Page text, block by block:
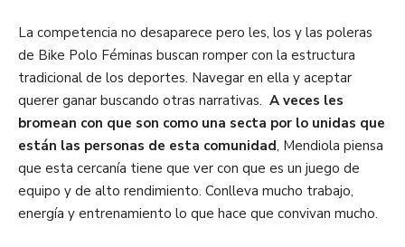
La competencia no desaparece pero les, los y las poleras
de Bike Polo Féminas buscan romper con la estructura
tradicional de los deportes. Navegar en ella y aceptar
querer ganar buscando otras narrativas. A veces les
bromean con que son como una secta por lo unidas que
están las personas de esta comunidad, Mendiola piensa
que esta cercanía tiene que ver con que es un juego de
equipo y de alto rendimiento. Conlleva mucho trabajo,
energía y entrenamiento lo que hace que convivan mucho.